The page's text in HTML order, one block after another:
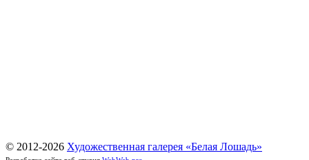
© 2012-2026 Художественная галерея «Белая Лошадь»